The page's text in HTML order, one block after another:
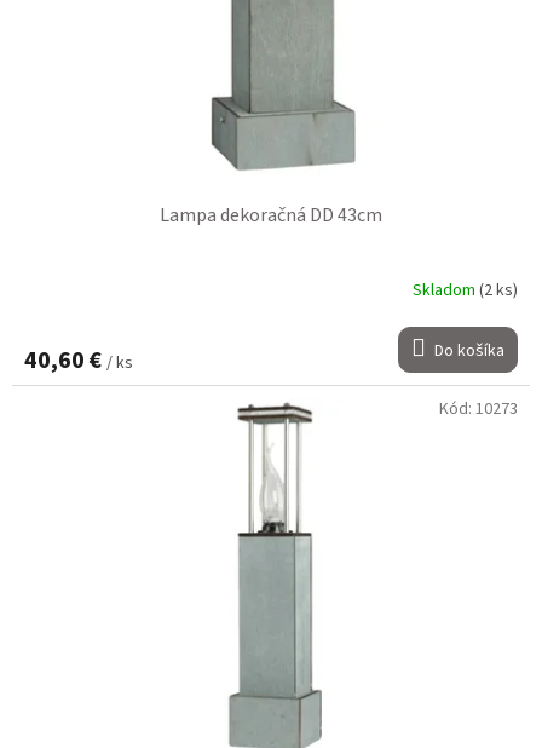
Lampa dekoračná DD 43cm
Skladom (2 ks)
40,60 € / ks Do košíka
Kód: 10273